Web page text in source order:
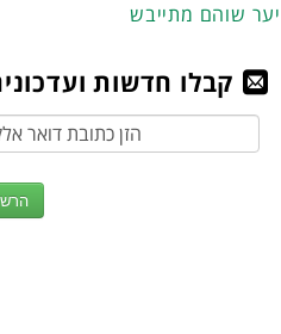
יער שוהם מתייבש
קבלו חדשות